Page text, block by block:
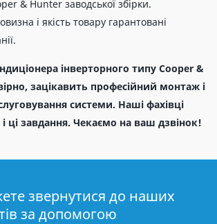
& Hunter заводської збірки.
і якість товару гарантовані
інверторного типу Cooper &
зацікавить професійний монтаж і
системи. Наші фахівці
ці завдання. Чекаємо на ваш дзвінок!
звернутися до наших
за допомогою